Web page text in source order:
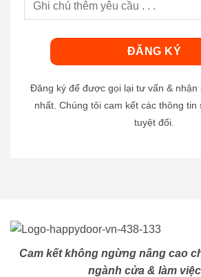
Đăng ký để được gọi lại tư vấn &
nhất. Chúng tôi cam kết các thông
tuyệt đối.
Cam kết không ngừng nâng cao
ngành cửa & làm